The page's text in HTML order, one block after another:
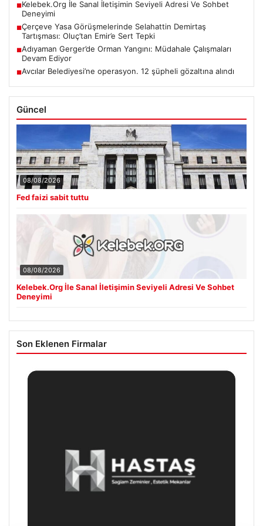
■Kelebek.Org İle Sanal İletişimin Seviyeli Adresi Ve Sohbet
Deneyimi
■Çerçeve Yasa Görüşmelerinde Selahattin Demirtaş
Tartışması: Oluç’tan Emir’e Sert Tepki
■Adıyaman Gerger’de Orman Yangını: Müdahale Çalışmaları
Devam Ediyor
■Avcılar Belediyesi’ne operasyon. 12 şüpheli gözaltına alındı
Güncel
08/08/2026
Fed faizi sabit tuttu
08/08/2026
Kelebek.Org İle Sanal İletişimin Seviyeli Adresi Ve Sohbet
Deneyimi
Son Eklenen Firmalar